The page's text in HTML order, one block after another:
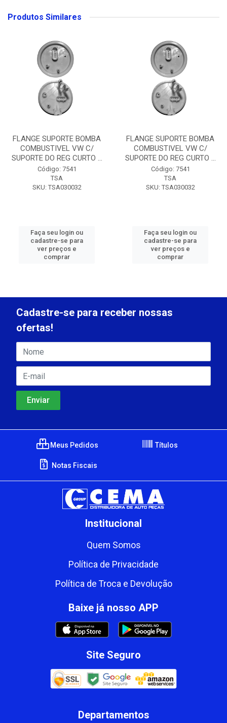
Produtos Similares
FLANGE SUPORTE BOMBA
COMBUSTIVEL VW C/
SUPORTE DO REG CURTO ...
Código: 7541
TSA
SKU: TSA030032
Faça seu login ou
cadastre-se para
ver preços e
comprar
FLANGE SUPORTE BOMBA
COMBUSTIVEL VW C/
SUPORTE DO REG CURTO ...
Código: 7541
TSA
SKU: TSA030032
Faça seu login ou
cadastre-se para
ver preços e
comprar
Cadastre-se para receber nossas
ofertas!
Meus Pedidos Títulos
Notas Fiscais
Institucional
Quem Somos
Política de Privacidade
Política de Troca e Devolução
Baixe já nosso APP
Site Seguro
Departamentos